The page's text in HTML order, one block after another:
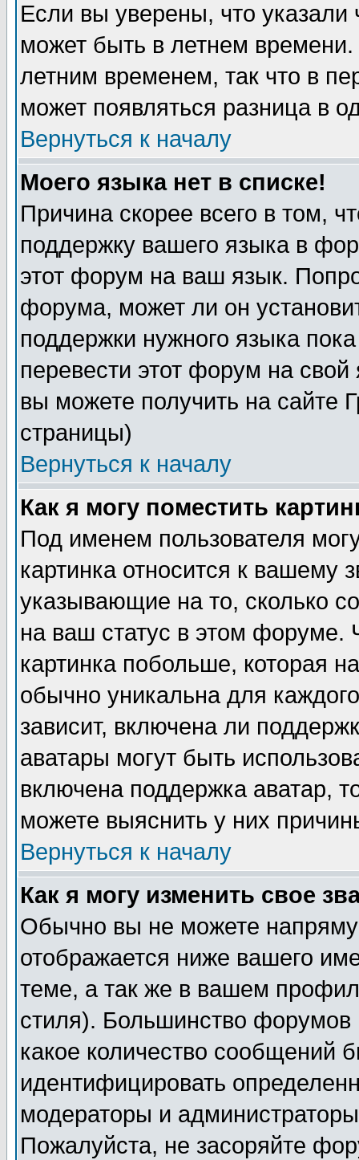
Если вы уверены, что указали
может быть в летнем
летним временем, так что в
может появляться разница в
Вернуться к началу
Моего языка нет в списке!
Причина скорее всего в том,
поддержку вашего языка в
этот форум на ваш язык.
форума, может ли он
поддержки нужного языка
перевести этот форум на
вы можете получить на сайте
страницы)
Вернуться к началу
Как я могу поместить
Под именем пользователя
картинка относится к вашему
указывающие на то, сколько
на ваш статус в этом форуме.
картинка побольше, которая
обычно уникальна для
зависит, включена ли
аватары могут быть
включена поддержка аватар,
можете выяснить у них
Вернуться к началу
Как я могу изменить свое
Обычно вы не можете
отображается ниже вашего
теме, а так же в вашем
стиля). Большинство форумов
какое количество сообщений
идентифицировать
модераторы и
Пожалуйста, не засоряйте